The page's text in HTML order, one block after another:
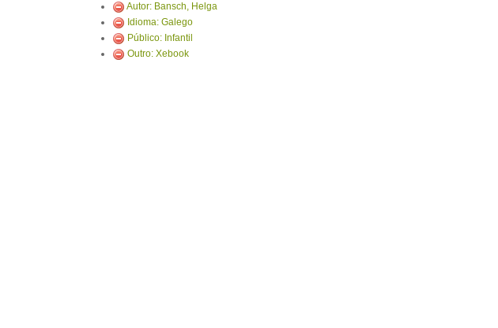
Autor: Bansch, Helga
Idioma: Galego
Público: Infantil
Outro: Xebook